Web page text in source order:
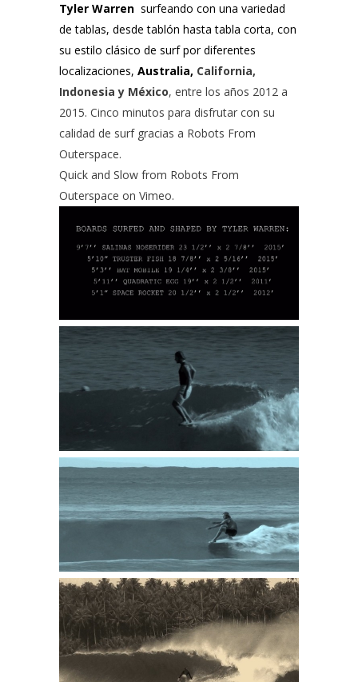
Tyler Warren surfeando con una variedad
de tablas, desde tablón hasta tabla corta, con
su estilo clásico de surf por diferentes
localizaciones, Australia, California,
Indonesia y México, entre los años 2012 a
2015. Cinco minutos para disfrutar con su
calidad de surf gracias a Robots From
Outerspace.
Quick and Slow from Robots From
Outerspace on Vimeo.